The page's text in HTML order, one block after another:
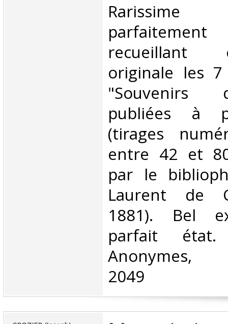
originale les
"Souvenirs
publiées à
(tirages
entre 42 et
par le
Laurent de
1881). Bel
parfait
Anonymes,
2049‎